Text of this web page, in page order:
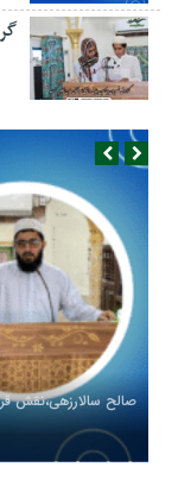
صالح سالارزهی،‌نقش